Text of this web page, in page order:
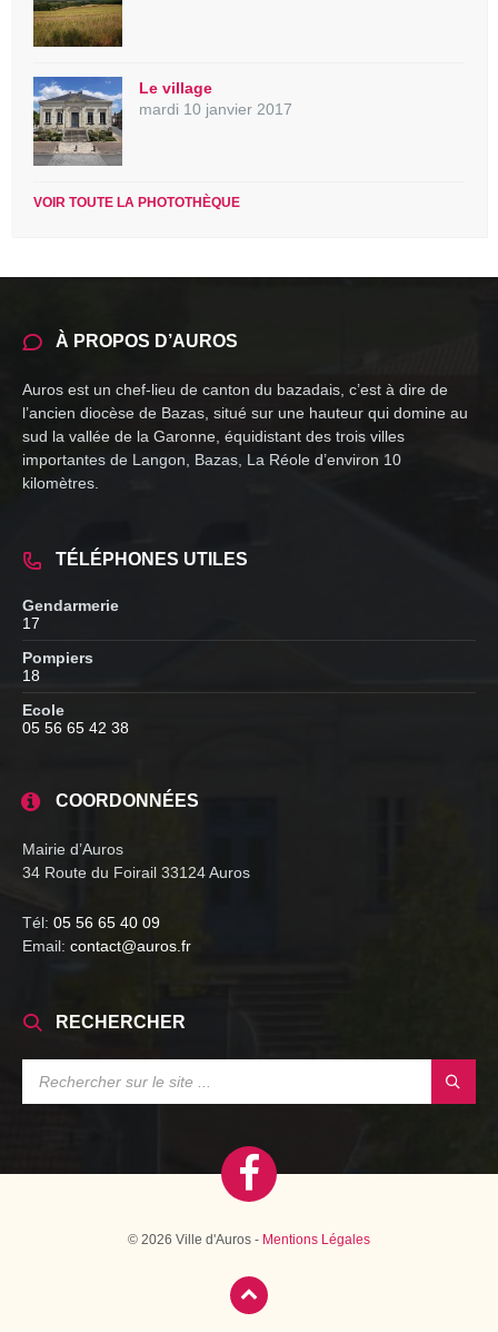
Le village
mardi 10 janvier 2017
VOIR TOUTE LA PHOTOTHÈQUE
À PROPOS D’AUROS
Auros est un chef-lieu de canton du bazadais, c’est à dire de
l’ancien diocèse de Bazas, situé sur une hauteur qui domine au
sud la vallée de la Garonne, équidistant des trois villes
importantes de Langon, Bazas, La Réole d’environ 10
kilomètres.
TÉLÉPHONES UTILES
Gendarmerie
17
Pompiers
18
Ecole
05 56 65 42 38
COORDONNÉES
Mairie d’Auros
34 Route du Foirail 33124 Auros
Tél: 05 56 65 40 09
Email: contact@auros.fr
RECHERCHER
© 2026 Ville d'Auros - Mentions Légales